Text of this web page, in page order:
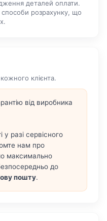
деталей оплати.
розрахунку, що
клієнта.
від виробника
разі сервісного
нам про
максимально
до
пошту.